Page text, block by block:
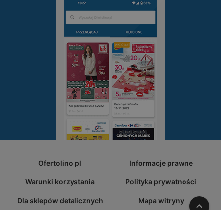
Ofertolino.pl Informacje prawne
Warunki korzystania Polityka prywatności
Dla sklepów detalicznych Mapa witryny W